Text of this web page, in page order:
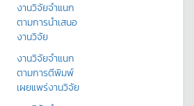
งานวิจัยจำแนก
ตามการนำเสนอ
งานวิจัย
งานวิจัยจำแนก
ตามการตีพิมพ์
เผยแพร่งานวิจัย